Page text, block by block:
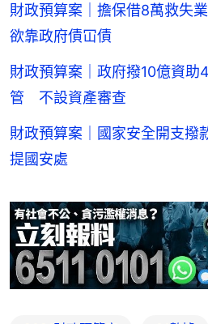
財政預算案｜擔保借8萬救失
欲靠政府債冚債
財政預算案｜政府撥10億資助
管 不設資產審查
財政預算案｜國家安全開支
提國安處